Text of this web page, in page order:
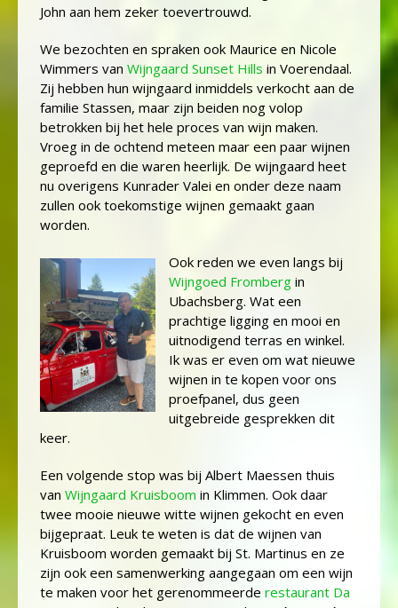
John aan hem zeker toevertrouwd.
We bezochten en spraken ook Maurice en Nicole
Wimmers van Wijngaard Sunset Hills in Voerendaal.
Zij hebben hun wijngaard inmiddels verkocht aan de
familie Stassen, maar zijn beiden nog volop
betrokken bij het hele proces van wijn maken.
Vroeg in de ochtend meteen maar een paar wijnen
geproefd en die waren heerlijk. De wijngaard heet
nu overigens Kunrader Valei en onder deze naam
zullen ook toekomstige wijnen gemaakt gaan
worden.
Ook reden we even langs bij
Wijngoed Fromberg in
Ubachsberg. Wat een
prachtige ligging en mooi en
uitnodigend terras en winkel.
Ik was er even om wat nieuwe
wijnen in te kopen voor ons
proefpanel, dus geen
uitgebreide gesprekken dit
keer.
Een volgende stop was bij Albert Maessen thuis
van Wijngaard Kruisboom in Klimmen. Ook daar
twee mooie nieuwe witte wijnen gekocht en even
bijgepraat. Leuk te weten is dat de wijnen van
Kruisboom worden gemaakt bij St. Martinus en ze
zijn ook een samenwerking aangegaan om een wijn
te maken voor het gerenommeerde restaurant Da